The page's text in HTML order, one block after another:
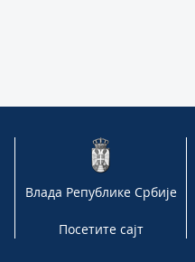
Влада Републике Србије
Посетите сајт